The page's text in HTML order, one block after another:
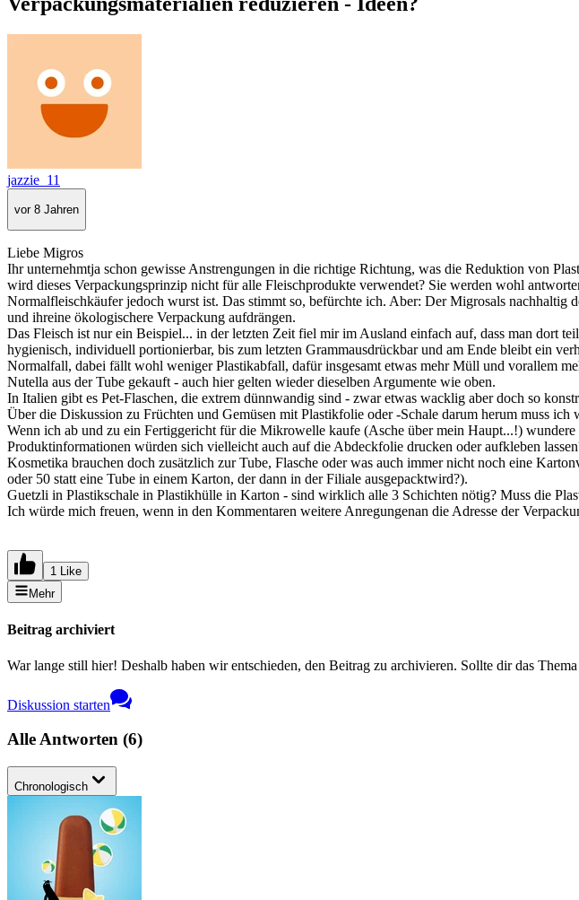
jazzie_11
vor 8 Jahren
Liebe Migros
Ihr unternehmtja schon gewisse Anstrengungen in die richtige Richtung, was die Reduktion von
wird dieses Verpackungsprinzip nicht für alle Fleischprodukte verwendet? Sie werden wohl
Normalfleischkäufer jedoch wurst ist. Das stimmt so, befürchte ich. Aber: Der Migrosals nachhaltig
und ihreine ökologischere Verpackung aufdrängen.
Das Fleisch ist nur ein Beispiel... in der letzten Zeit fiel mir im Ausland einfach auf, dass man dort
hygienisch, individuell portionierbar, bis zum letzten Grammausdrückbar und am Ende bleibt ein
Normalfall, dabei fällt wohl weniger Plastikabfall, dafür insgesamt etwas mehr Müll und vorallem
Nutella aus der Tube gekauft - auch hier gelten wieder dieselben Argumente wie oben.
In Italien gibt es Pet-Flaschen, die extrem dünnwandig sind - zwar etwas wacklig aber doch so
Über die Diskussion zu Früchten und Gemüsen mit Plastikfolie oder -Schale darum herum muss ich
Wenn ich ab und zu ein Fertiggericht für die Mikrowelle kaufe (Asche über mein Haupt...!)
Produktinformationen würden sich vielleicht auch auf die Abdeckfolie drucken oder aufkleben
Kosmetika brauchen doch zusätzlich zur Tube, Flasche oder was auch immer nicht noch eine
oder 50 statt eine Tube in einem Karton, der dann in der Filiale ausgepacktwird?).
Guetzli in Plastikschale in Plastikhülle in Karton - sind wirklich alle 3 Schichten nötig? Muss die
Ich würde mich freuen, wenn in den Kommentaren weitere Anregungenan die Adresse der
1 Like
Mehr
Beitrag archiviert
War lange still hier! Deshalb haben wir entschieden, den Beitrag zu archivieren. Sollte dir das
Diskussion starten
Alle Antworten (6)
Chronologisch